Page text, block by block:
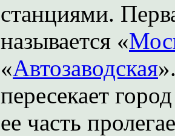
станциями.
называется «
«Автозаводская
пересекает
ее часть